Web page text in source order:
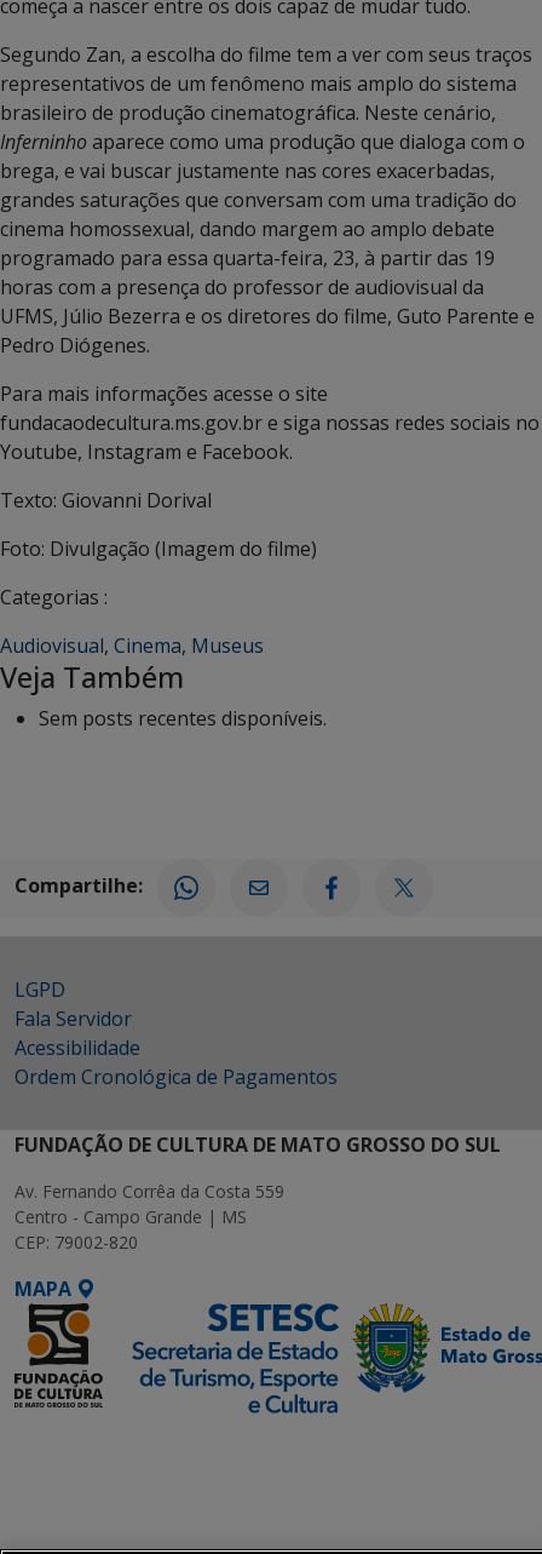
começa a nascer entre os dois capaz de mudar tudo.
Segundo Zan, a escolha do filme tem a ver com seus traços
representativos de um fenômeno mais amplo do sistema
brasileiro de produção cinematográfica. Neste cenário,
Inferninhoaparece como uma produção que dialoga com o
brega, e vai buscar justamente nas cores exacerbadas,
grandes saturações que conversam com uma tradição do
cinema homossexual, dando margem ao amplo debate
programado para essa quarta-feira, 23, à partir das 19
horas com a presença do professor de audiovisual da
UFMS, Júlio Bezerra e os diretores do filme, Guto Parente e
Pedro Diógenes.
Para mais informações acesse o site
fundacaodecultura.ms.gov.br e siga nossas redes sociais no
Youtube, Instagram e Facebook.
Texto: Giovanni Dorival
Foto: Divulgação (Imagem do filme)
Categorias :
Audiovisual, Cinema, Museus
Veja Também
Sem posts recentes disponíveis.
Compartilhe:
LGPD
Fala Servidor
Acessibilidade
Ordem Cronológica de Pagamentos
FUNDAÇÃO DE CULTURA DE MATO GROSSO DO SUL
Av. Fernando Corrêa da Costa 559
Centro - Campo Grande | MS
CEP: 79002-820
MAPA